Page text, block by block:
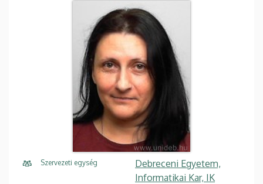
Szervezeti egység
Debreceni Egyetem,
Informatikai Kar, IK